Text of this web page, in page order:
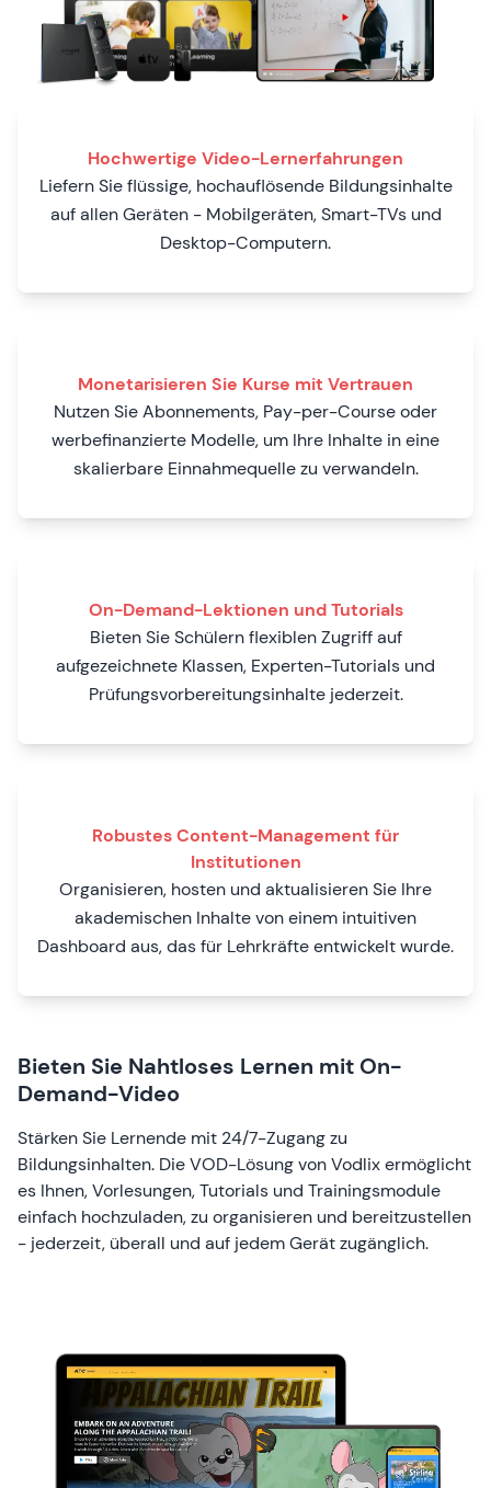
Hochwertige Video-Lernerfahrungen
Liefern Sie flüssige, hochauflösende Bildungsinhalte
auf allen Geräten - Mobilgeräten, Smart-TVs und
Desktop-Computern.
Monetarisieren Sie Kurse mit Vertrauen
Nutzen Sie Abonnements, Pay-per-Course oder
werbefinanzierte Modelle, um Ihre Inhalte in eine
skalierbare Einnahmequelle zu verwandeln.
On-Demand-Lektionen und Tutorials
Bieten Sie Schülern flexiblen Zugriff auf
aufgezeichnete Klassen, Experten-Tutorials und
Prüfungsvorbereitungsinhalte jederzeit.
Robustes Content-Management für
Institutionen
Organisieren, hosten und aktualisieren Sie Ihre
akademischen Inhalte von einem intuitiven
Dashboard aus, das für Lehrkräfte entwickelt wurde.
Bieten Sie Nahtloses Lernen mit On-
Demand-Video
Stärken Sie Lernende mit 24/7-Zugang zu
Bildungsinhalten. Die VOD-Lösung von Vodlix ermöglicht
es Ihnen, Vorlesungen, Tutorials und Trainingsmodule
einfach hochzuladen, zu organisieren und bereitzustellen
- jederzeit, überall und auf jedem Gerät zugänglich.